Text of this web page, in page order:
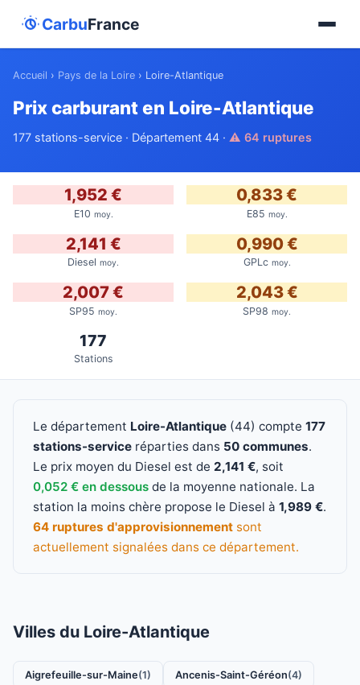
CarbuFrance
Accueil › Pays de la Loire › Loire-Atlantique
Prix carburant en Loire-Atlantique
177 stations-service · Département 44 · ⚠ 64 ruptures
1,952 €
E10 moy.
0,833 €
E85 moy.
2,141 €
Diesel moy.
0,990 €
GPLc moy.
2,007 €
SP95 moy.
2,043 €
SP98 moy.
177
Stations
Le département Loire-Atlantique (44) compte 177
stations-service réparties dans 50 communes.
Le prix moyen du Diesel est de 2,141 €, soit
0,052 € en dessous de la moyenne nationale. La
station la moins chère propose le Diesel à 1,989 €.
64 ruptures d'approvisionnement sont
actuellement signalées dans ce département.
Villes du Loire-Atlantique
Aigrefeuille-sur-Maine(1) Ancenis-Saint-Géréon(4)